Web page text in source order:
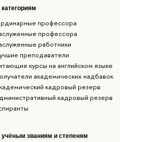
категориям
профессора
профессора
работники
преподаватели
курсы на английском языке
академических надбавок
кадровый резерв
кадровый резерв
званиям и степеням